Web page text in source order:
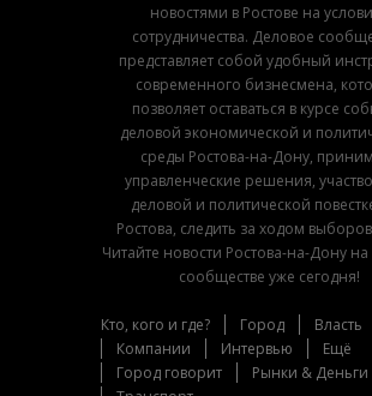
новостями в Ростове на
сотрудничества. Деловое
представляет собой удобный
современного бизнесмена,
позволяет оставаться в курсе
деловой экономической и
среды Ростова-на-Дону,
управленческие решения,
деловой и политической
Ростова, следить за ходом
Читайте новости Ростова-на-Дону
сообществе уже сегодня!
Кто, кого и где? Город
Власть
Компании
Интервью
Ещё
Город говорит
Рынки & Деньги